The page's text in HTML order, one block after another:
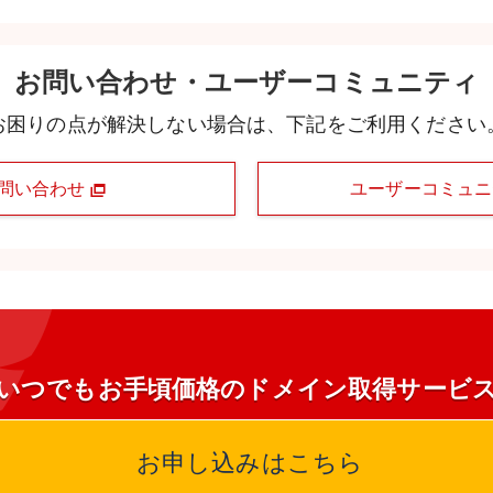
お問い合わせ・ユーザーコミュニティ
困りの点が解決しない場合は、下記をご利用ください
い合わせ ユーザーコミュニ
つでもお手頃価格のドメイン取得サービス
お申し込みはこちら